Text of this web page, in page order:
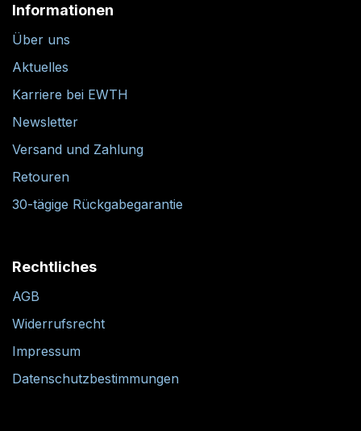
Informationen
Über uns
Aktuelles
Karriere bei EWTH
Newsletter
Versand und Zahlung
Retouren
30-tägige Rückgabegarantie
Rechtliches
AGB
Widerrufsrecht
Impressum
Datenschutzbestimmungen